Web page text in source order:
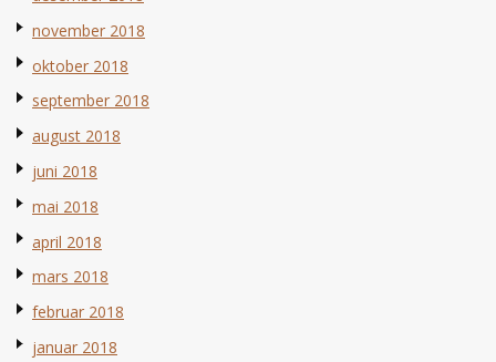
november 2018
oktober 2018
september 2018
august 2018
juni 2018
mai 2018
april 2018
mars 2018
februar 2018
januar 2018